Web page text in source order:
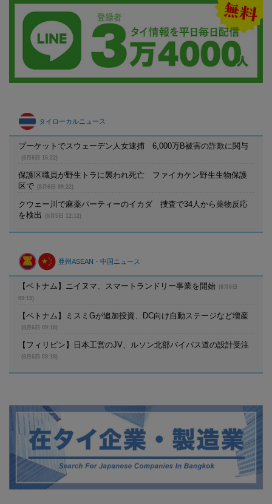
タイローカルニュース
プーケットでスウェーデン人女逮捕 6,000万B被害の詐欺に関与
(8月6日 16:22)
保護区職員が野生トラに襲われ死亡 ファイカケン野生生物保護
区で
(8月6日 09:22)
クウェー川で麻薬パーティーのイカダ 捜査で34人から薬物反応
を検出
(8月5日 12:12)
亜州ASEAN・中国ニュース
【ベトナム】ニイヌマ、スマートランドリー事業を開始
(8月6日
09:19)
【ベトナム】ミスミGが追加投資、DC向け自動ステージなど増産
(8月6日 09:18)
【フィリピン】日本工営のJV、ルソン北部バイパス道の設計受注
(8月6日 09:18)